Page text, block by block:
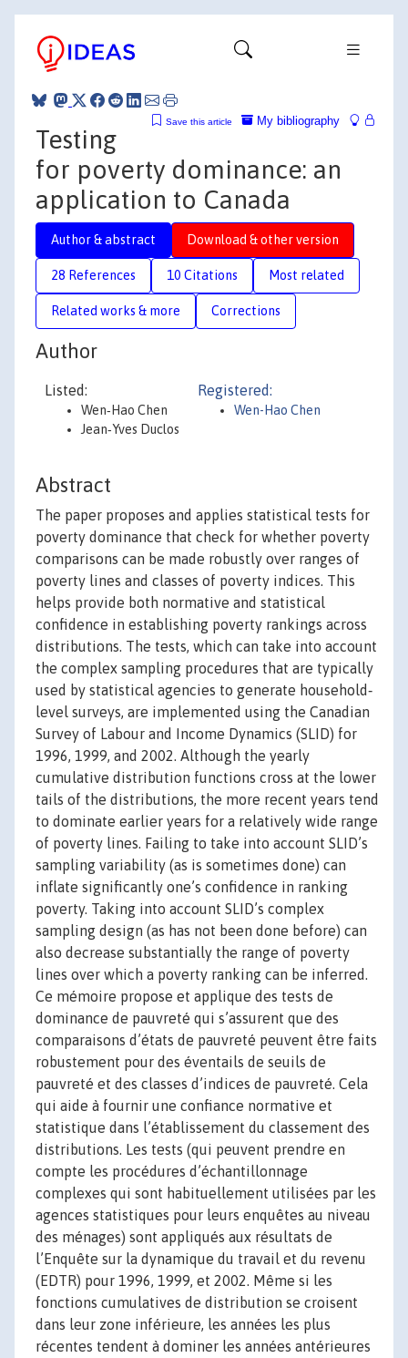
My bibliography
Save this article
Testing
for poverty dominance: an
application to Canada
Author & abstract Download & other version
28 References 10 Citations Most related
Related works & more Corrections
Author
Listed:
Wen‐Hao Chen
Jean‐Yves Duclos
Registered:
Wen-Hao Chen
Abstract
The paper proposes and applies statistical tests for
poverty dominance that check for whether poverty
comparisons can be made robustly over ranges of
poverty lines and classes of poverty indices. This
helps provide both normative and statistical
confidence in establishing poverty rankings across
distributions. The tests, which can take into account
the complex sampling procedures that are typically
used by statistical agencies to generate household‐
level surveys, are implemented using the Canadian
Survey of Labour and Income Dynamics (SLID) for
1996, 1999, and 2002. Although the yearly
cumulative distribution functions cross at the lower
tails of the distributions, the more recent years tend
to dominate earlier years for a relatively wide range
of poverty lines. Failing to take into account SLID’s
sampling variability (as is sometimes done) can
inflate significantly one’s confidence in ranking
poverty. Taking into account SLID’s complex
sampling design (as has not been done before) can
also decrease substantially the range of poverty
lines over which a poverty ranking can be inferred.
Ce mémoire propose et applique des tests de
dominance de pauvreté qui s’assurent que des
comparaisons d’états de pauvreté peuvent être faits
robustement pour des éventails de seuils de
pauvreté et des classes d’indices de pauvreté. Cela
qui aide à fournir une confiance normative et
statistique dans l’établissement du classement des
distributions. Les tests (qui peuvent prendre en
compte les procédures d’échantillonnage
complexes qui sont habituellement utilisées par les
agences statistiques pour leurs enquêtes au niveau
des ménages) sont appliqués aux résultats de
l’Enquête sur la dynamique du travail et du revenu
(EDTR) pour 1996, 1999, et 2002. Même si les
fonctions cumulatives de distribution se croisent
dans leur zone inférieure, les années les plus
récentes tendent à dominer les années antérieures